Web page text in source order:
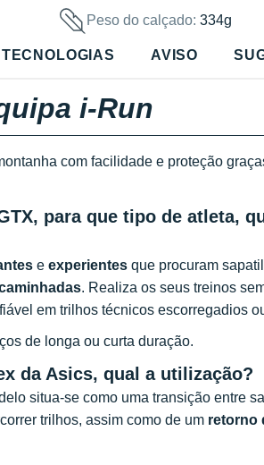
Peso do calçado: 334g
TECNOLOGIAS AVISO
i-Run
com facilidade e proteção
para que tipo de atleta,
e experientes que procuram
. Realiza os seus treinos
em trilhos técnicos escorregadios
de longa ou curta duração.
da Asics, qual a utilização?
situa-se como uma transição entre
trilhos, assim como de um retorno